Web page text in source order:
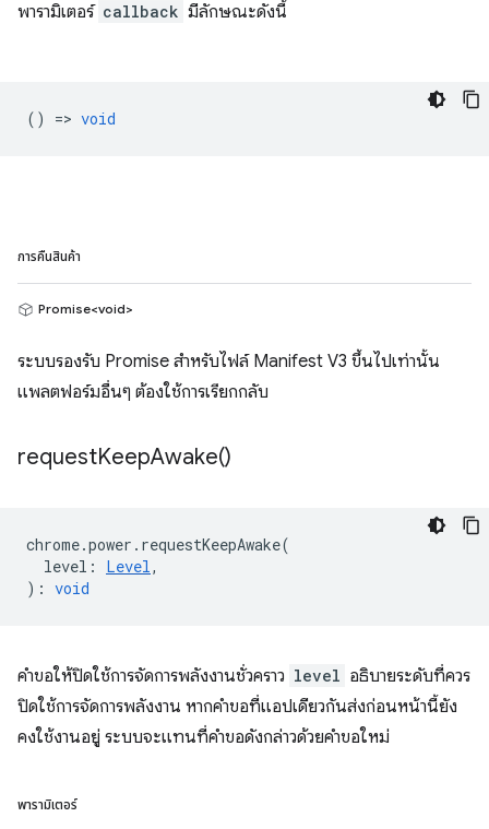
พารามิเตอร์ callback มีลักษณะดังนี้
() => void
การคืนสินค้า
Promise<void>
ระบบรองรับ Promise สำหรับไฟล์ Manifest V3 ขึ้นไปเท่านั้น
แพลตฟอร์มอื่นๆ ต้องใช้การเรียกกลับ
requestKeepAwake()
chrome.power . requestKeepAwake(
level : Level,
) : void
คำขอให้ปิดใช้การจัดการพลังงานชั่วคราว level อธิบายระดับที่ควร
ปิดใช้การจัดการพลังงาน หากคำขอที่แอปเดียวกันส่งก่อนหน้านี้ยัง
คงใช้งานอยู่ ระบบจะแทนที่คำขอดังกล่าวด้วยคำขอใหม่
พารามิเตอร์